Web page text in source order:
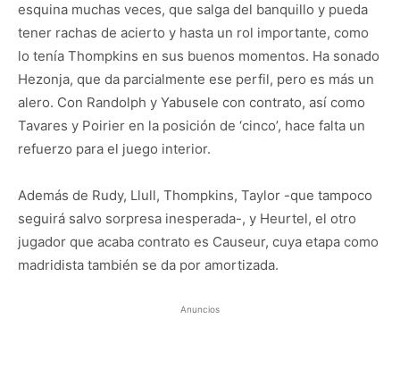
esquina muchas veces, que salga del banquillo y pueda
tener rachas de acierto y hasta un rol importante, como
lo tenía Thompkins en sus buenos momentos. Ha sonado
Hezonja, que da parcialmente ese perfil, pero es más un
alero. Con Randolph y Yabusele con contrato, así como
Tavares y Poirier en la posición de ‘cinco’, hace falta un
refuerzo para el juego interior.
Además de Rudy, Llull, Thompkins, Taylor -que tampoco
seguirá salvo sorpresa inesperada-, y Heurtel, el otro
jugador que acaba contrato es Causeur, cuya etapa como
madridista también se da por amortizada.
Anuncios